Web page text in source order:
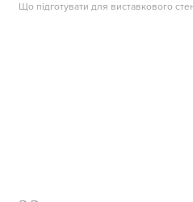
Що підготувати для виставкового